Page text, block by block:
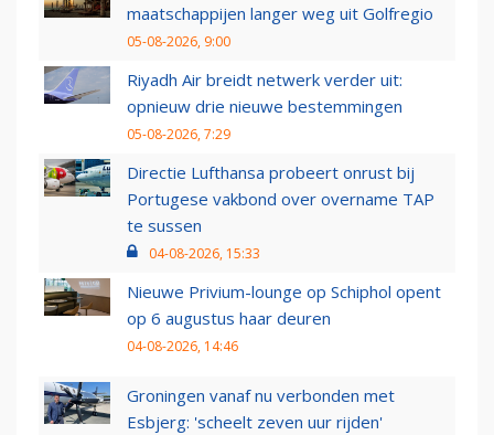
maatschappijen langer weg uit Golfregio
05-08-2026, 9:00
Riyadh Air breidt netwerk verder uit:
opnieuw drie nieuwe bestemmingen
05-08-2026, 7:29
Directie Lufthansa probeert onrust bij
Portugese vakbond over overname TAP
te sussen
04-08-2026, 15:33
Nieuwe Privium-lounge op Schiphol opent
op 6 augustus haar deuren
04-08-2026, 14:46
Groningen vanaf nu verbonden met
Esbjerg: 'scheelt zeven uur rijden'